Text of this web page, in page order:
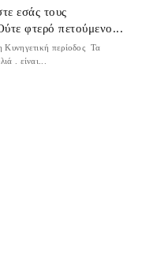
εσάς τους
φτερό πετούμενο...
Κυνηγετική περίοδος Τα
. είναι...